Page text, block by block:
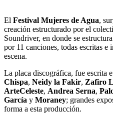
El Festival Mujeres de Agua,
creación estructurado por el
Soundriver, en donde se
por 11 canciones, todas escritas e
escena.
La placa discográfica, fue escrita
Chispa, Neidy la Fakir, Zafiro
ArteCeleste, Andrea Serna,
García y Moraney; grandes
forma a esta producción.